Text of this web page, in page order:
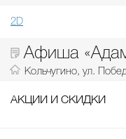
2D
Афиша
Кольчугино, ул.
АКЦИИ И СКИДКИ